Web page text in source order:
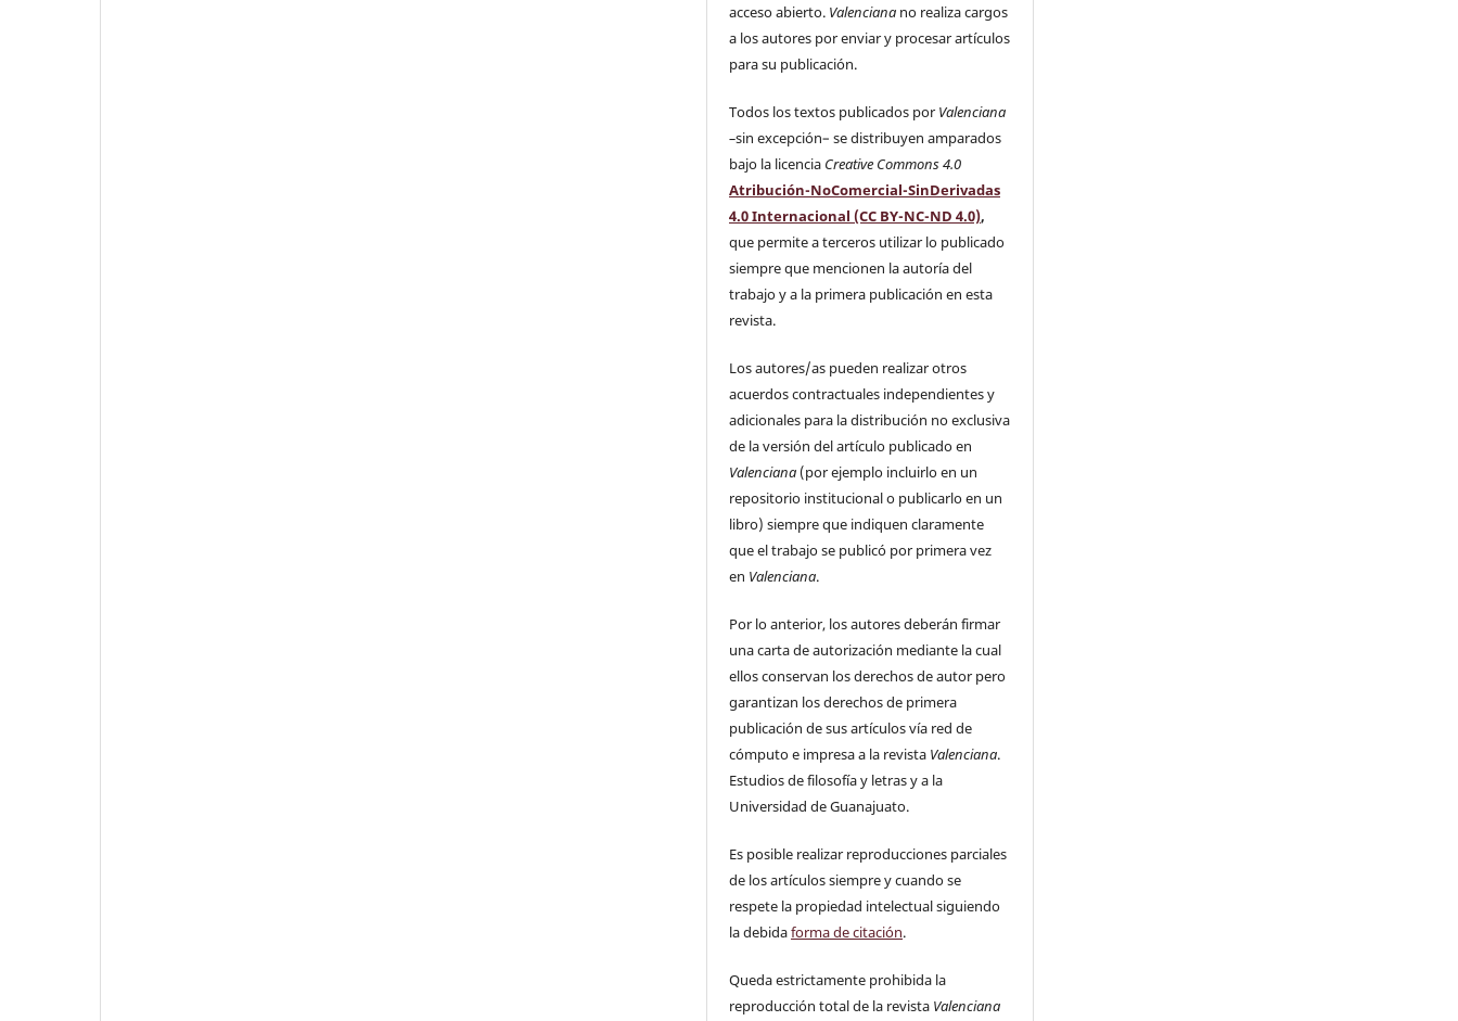
acceso abierto. Valenciana no realiza cargos
a los autores por enviar y procesar artículos
para su publicación.
Todos los textos publicados por Valenciana
–sin excepción– se distribuyen amparados
bajo la licencia Creative Commons 4.0
Atribución-NoComercial-SinDerivadas
4.0 Internacional (CC BY-NC-ND 4.0),
que permite a terceros utilizar lo publicado
siempre que mencionen la autoría del
trabajo y a la primera publicación en esta
revista.
Los autores/as pueden realizar otros
acuerdos contractuales independientes y
adicionales para la distribución no exclusiva
de la versión del artículo publicado en
Valenciana (por ejemplo incluirlo en un
repositorio institucional o publicarlo en un
libro) siempre que indiquen claramente
que el trabajo se publicó por primera vez
en Valenciana.
Por lo anterior, los autores deberán firmar
una carta de autorización mediante la cual
ellos conservan los derechos de autor pero
garantizan los derechos de primera
publicación de sus artículos vía red de
cómputo e impresa a la revista Valenciana.
Estudios de filosofía y letras y a la
Universidad de Guanajuato.
Es posible realizar reproducciones parciales
de los artículos siempre y cuando se
respete la propiedad intelectual siguiendo
la debidaforma de citación.
Queda estrictamente prohibida la
reproducción total de la revista Valenciana